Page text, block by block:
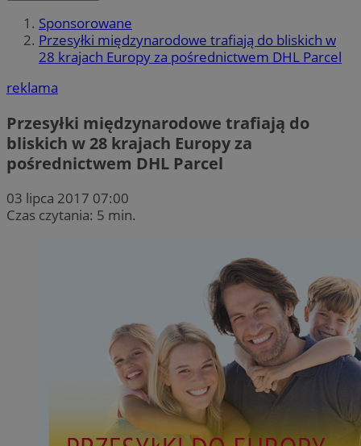
Sponsorowane
Przesyłki międzynarodowe trafiają do bliskich w
28 krajach Europy za pośrednictwem DHL Parcel
reklama
Przesyłki międzynarodowe trafiają do
bliskich w 28 krajach Europy za
pośrednictwem DHL Parcel
03 lipca 2017 07:00
Czas czytania: 5 min.